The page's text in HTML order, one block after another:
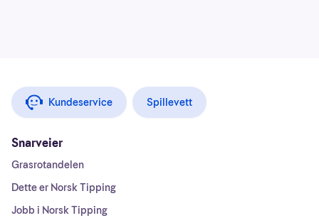
Kundeservice Spillevett
Snarveier
Grasrotandelen
Dette er Norsk Tipping
Jobb i Norsk Tipping